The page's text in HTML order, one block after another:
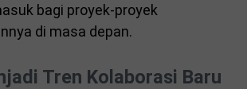
bagi proyek-proyek
di masa depan.
Tren Kolaborasi Baru